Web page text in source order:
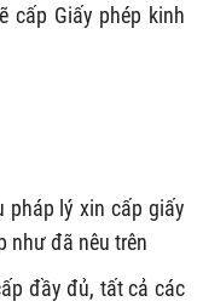
cấp Giấy phép kinh
pháp lý xin cấp giấy
như đã nêu trên
đầy đủ, tất cả các